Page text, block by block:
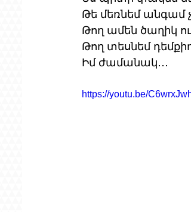
Թե մեռնեմ անգամ
Թող ամեն ծաղիկ
Թող տեսնեմ
Իմ ժամանակ․․․
https://youtu.be/